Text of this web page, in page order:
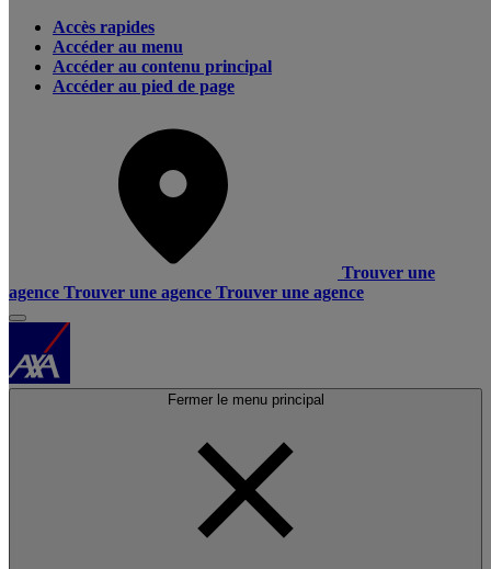
Accès rapides
Accéder au menu
Accéder au contenu principal
Accéder au pied de page
Trouver une
agence Trouver une agence Trouver une agence
Fermer le menu principal